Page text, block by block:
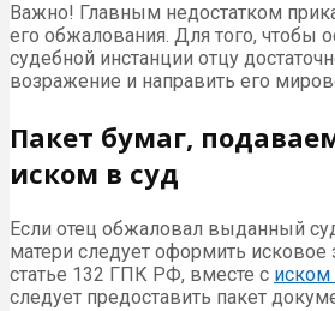
Важно! Главным недостатком
его обжалования. Для того, чтобы
судебной инстанции отцу
возражение и направить его
Пакет бумаг,
иском в суд
Если отец обжаловал выданный
матери следует оформить исковое
статье 132 ГПК РФ, вместе с иском
следует предоставить пакет